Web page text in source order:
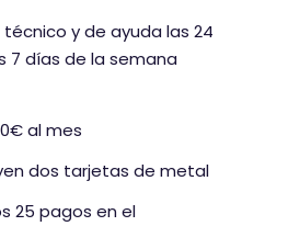
y de ayuda las 24
7 días de la semana
al mes
dos tarjetas de metal
25 pagos en el